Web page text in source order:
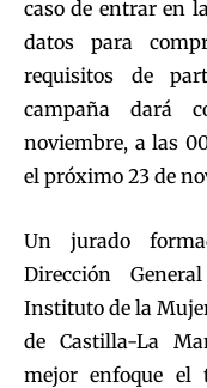
caso de entrar en
datos para
requisitos de
campaña dará
noviembre, a las
el próximo 23 de
Un jurado
Dirección
Instituto de la
de Castilla-La
mejor enfoque el